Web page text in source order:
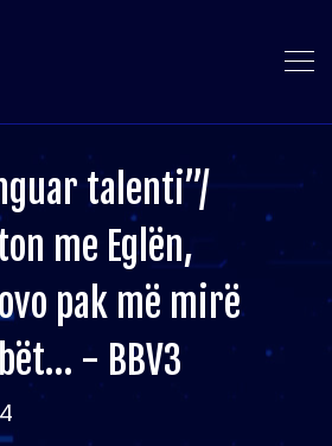
talenti”/
me Eglën,
pak më mirë
- BBV3